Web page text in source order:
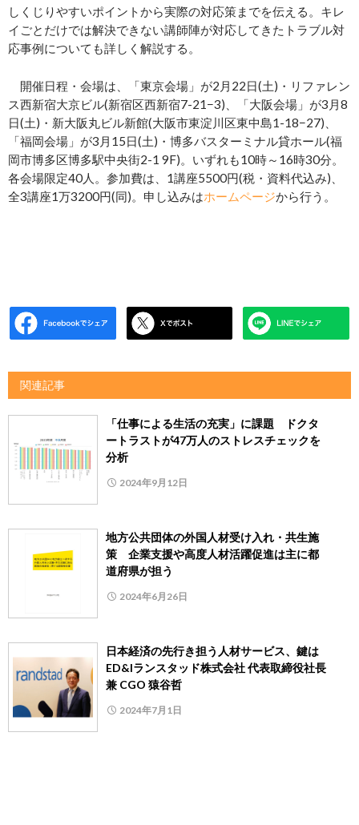
しくじりやすいポイントから実際の対応策までを伝える。キレ
イごとだけでは解決できない講師陣が対応してきたトラブル対
応事例についても詳しく解説する。
開催日程・会場は、「東京会場」が2月22日(土)・リファレン
ス西新宿大京ビル(新宿区西新宿7-21−3)、「大阪会場」が3月8
日(土)・新大阪丸ビル新館(大阪市東淀川区東中島1-18−27)、
「福岡会場」が3月15日(土)・博多バスターミナル貸ホール(福
岡市博多区博多駅中央街2-1 9F)。いずれも10時～16時30分。
各会場限定40人。参加費は、1講座5500円(税・資料代込み)、
全3講座1万3200円(同)。申し込みはホームページから行う。
関連記事
「仕事による生活の充実」に課題 ドクタ
ートラストが47万人のストレスチェックを
分析
2024年9月12日
地方公共団体の外国人材受け入れ・共生施
策 企業支援や高度人材活躍促進は主に都
道府県が担う
2024年6月26日
日本経済の先行き担う人材サービス、鍵は
ED&Iランスタッド株式会社 代表取締役社長
兼 CGO 猿谷哲
2024年7月1日